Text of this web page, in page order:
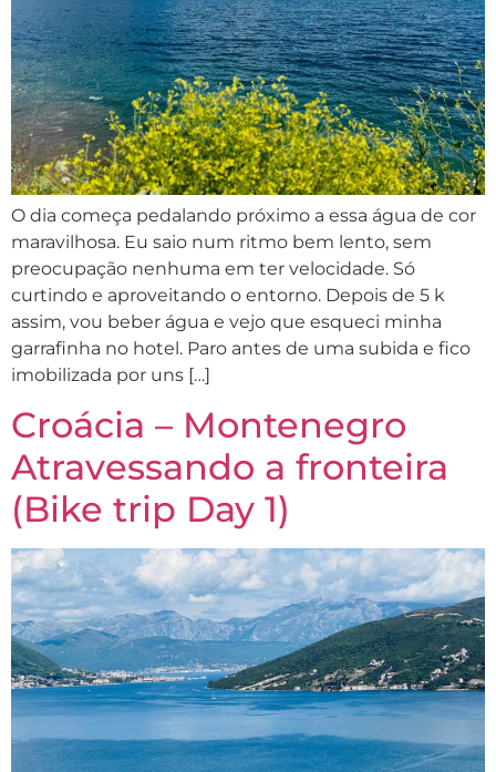
O dia começa pedalando próximo a essa água de cor
maravilhosa. Eu saio num ritmo bem lento, sem
preocupação nenhuma em ter velocidade. Só
curtindo e aproveitando o entorno. Depois de 5 k
assim, vou beber água e vejo que esqueci minha
garrafinha no hotel. Paro antes de uma subida e fico
imobilizada por uns […]
Croácia – Montenegro
Atravessando a fronteira
(Bike trip Day 1)